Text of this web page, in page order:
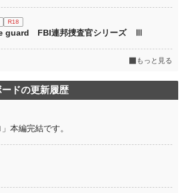
R18
guard FBI連邦捜査官シリーズ Ⅲ
もっと見る
ドの更新履歴
本編完結です。